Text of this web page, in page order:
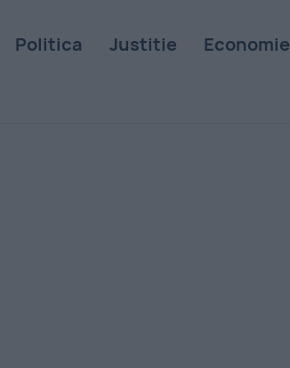
Politica Justitie Economie